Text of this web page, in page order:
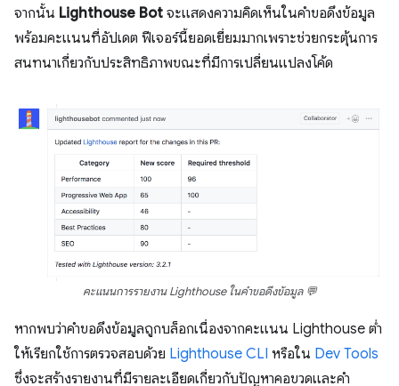
จากนั้น Lighthouse Bot จะแสดงความคิดเห็นในคำขอดึงข้อมูล
พร้อมคะแนนที่อัปเดต ฟีเจอร์นี้ยอดเยี่ยมมากเพราะช่วยกระตุ้นการ
สนทนาเกี่ยวกับประสิทธิภาพขณะที่มีการเปลี่ยนแปลงโค้ด
คะแนนการรายงาน Lighthouse ในคำขอดึงข้อมูล 💬
หากพบว่าคําขอดึงข้อมูลถูกบล็อกเนื่องจากคะแนน Lighthouse ต่ำ
ให้เรียกใช้การตรวจสอบด้วย Lighthouse CLI หรือใน Dev Tools
ซึ่งจะสร้างรายงานที่มีรายละเอียดเกี่ยวกับปัญหาคอขวดและคำ